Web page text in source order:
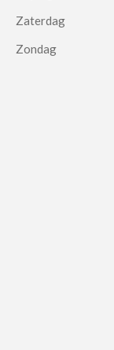
Zaterdag
Zondag